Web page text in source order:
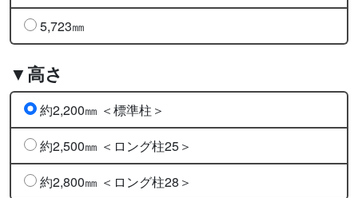
5,723㎜
▼高さ
約2,200㎜ ＜標準柱＞
約2,500㎜ ＜ロング柱25＞
約2,800㎜ ＜ロング柱28＞